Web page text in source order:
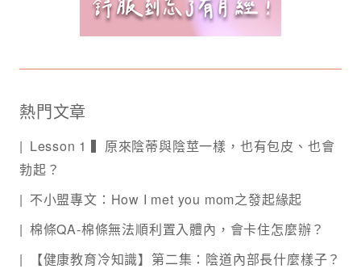
熱門文章
Lesson 1 ▍原來陰蒂與陰莖一樣，也有包皮、也會
勃起？
不小盟專文：How I met you mom之發起緣起
棉條QA-棉條無法順利置入體內，會卡住怎麼辦？
【健康教育冷知識】第二集：陰道內部長什麼樣子？